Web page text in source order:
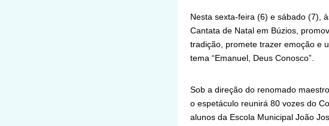
Nesta sexta-feira (6) e sábado (7),
Cantata de Natal em Búzios,
tradição, promete trazer emoção e
tema “Emanuel, Deus Conosco”.
Sob a direção do renomado
o espetáculo reunirá 80 vozes do
alunos da Escola Municipal João